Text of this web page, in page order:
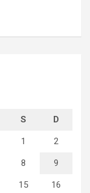
S D
1 2
8 9
15 16